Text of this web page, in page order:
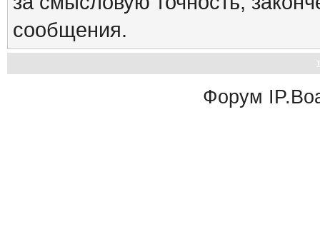
сообщения.
Форум